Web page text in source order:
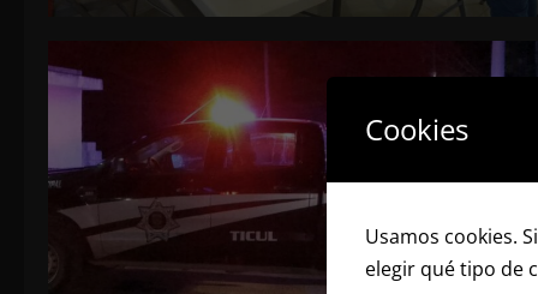
Cookies
Usamos cookies.
elegir qué tipo de